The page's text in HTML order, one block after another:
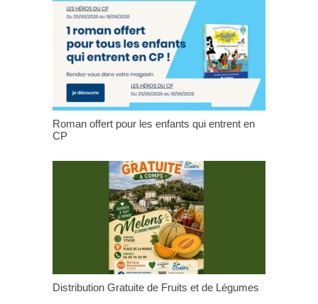
Roman offert pour les enfants qui entrent en
CP
Distribution Gratuite de Fruits et de Légumes